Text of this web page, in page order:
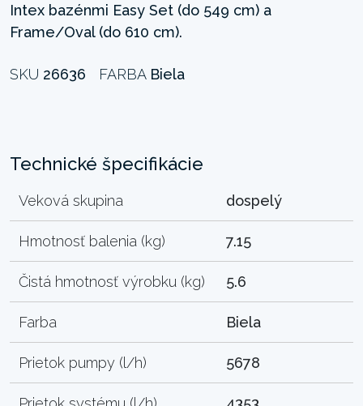
Intex bazénmi Easy Set (do 549 cm) a
Frame/Oval (do 610 cm).
SKU 26636 FARBA Biela
Technické špecifikácie
Veková skupina dospelý
Hmotnosť balenia (kg) 7.15
Čistá hmotnosť výrobku (kg) 5.6
Farba Biela
Prietok pumpy (l/h) 5678